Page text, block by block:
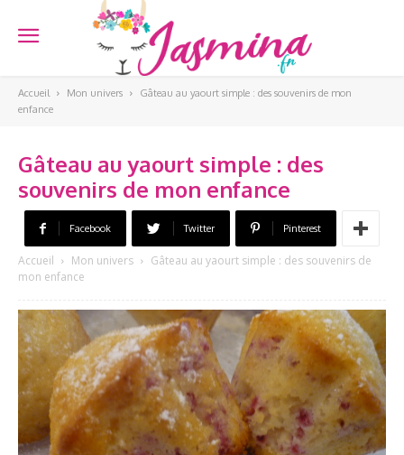
Accueil Mon univers
Gâteau au yaourt simple : des souvenirs de mon
enfance
Gâteau au yaourt simple : des
souvenirs de mon enfance
Facebook Twitter Pinterest
Accueil Mon univers
Gâteau au yaourt simple : des souvenirs de
mon enfance